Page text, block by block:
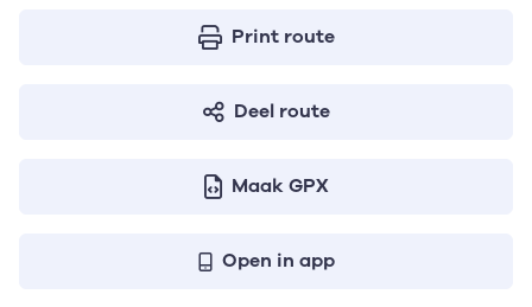
Print route
Deel route
Maak GPX
Open in app